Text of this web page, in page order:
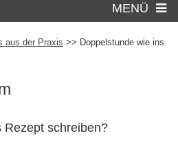
MENÜ
aus der Praxis >> Doppelstunde wie ins
Rezept schreiben?